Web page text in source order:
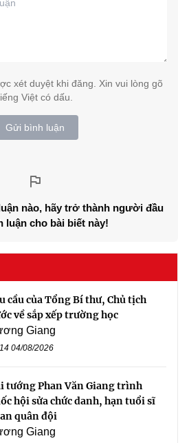
xét duyệt khi đăng. Xin vui lòng gõ
Việt có dấu.
Gửi bình luận
nào, hãy trở thành người đầu
luận cho bài biết này!
cầu của Tổng Bí thư, Chủ tịch
về sắp xếp trường học
Giang
04/08/2026
tướng Phan Văn Giang trình
hội sửa chức danh, hạn tuổi sĩ
quân đội
Giang